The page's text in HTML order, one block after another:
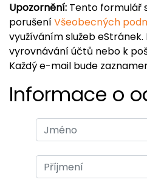
Upozornění: Tento formulář
porušeníVšeobecných
využíváním služeb
vyrovnávání účtů nebo k
Každý e-mail bude
Informace o